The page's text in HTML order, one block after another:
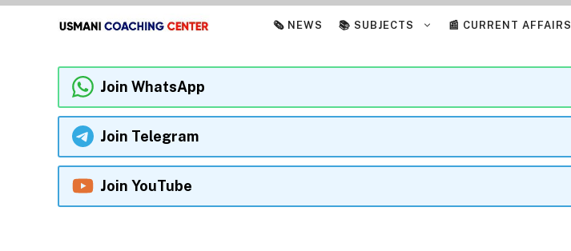
🗞️ NEWS 📚 SUBJECTS 📰 CURRENT AFFAIRS
Join WhatsApp
Join Telegram
Join YouTube